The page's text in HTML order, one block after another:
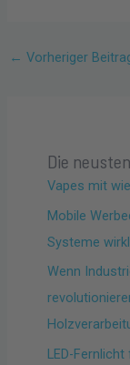
← Vorheriger
Die
Vapes mit
Mobile
Systeme
Wenn
LED-